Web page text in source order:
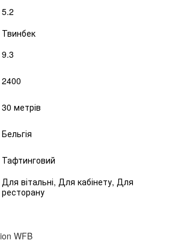
5.2
Твинбек
9.3
2400
30 метрів
Бельгія
Тафтинговий
Для вітальні, Для кабінету, Для
ресторану
WFB